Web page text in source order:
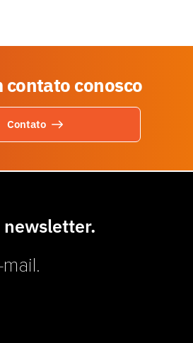
contato conosco
Contato
newsletter.